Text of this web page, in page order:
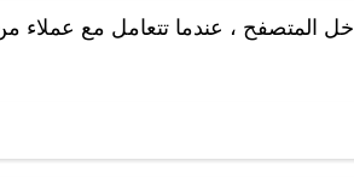
داخل المتصفح ، عندما تتعامل مع